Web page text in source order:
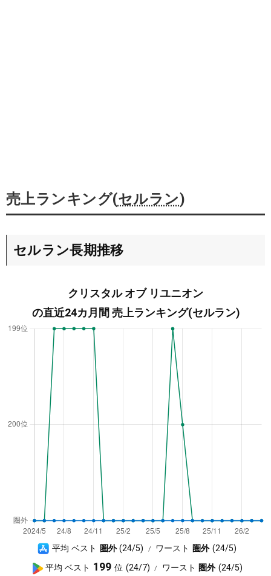
売上ランキング(セルラン)
セルラン長期推移
クリスタル オブ リユニオン
の直近24カ月間 売上ランキング(セルラン)
A
平均 ベスト 圏外 24/5 ワースト 圏外
24/5
G
平均 ベスト 199 24/7 ワースト 圏外 24/5